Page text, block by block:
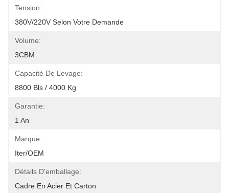
Tension:
380V/220V Selon Votre Demande
Volume:
3CBM
Capacité De Levage:
8800 Bls / 4000 Kg
Garantie:
1 An
Marque:
Iter/OEM
Détails D'emballage:
Cadre En Acier Et Carton